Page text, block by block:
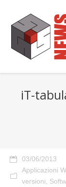
iT-
03/06/2013
Applicazioni
versioni